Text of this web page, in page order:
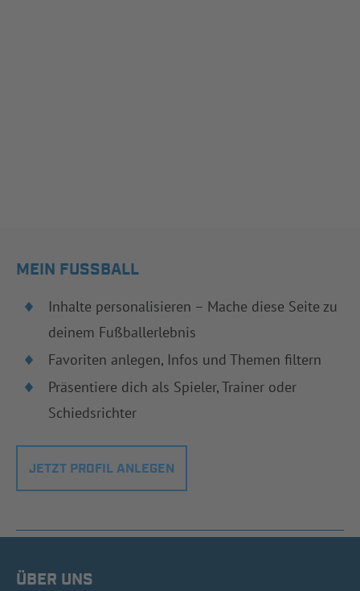
MEIN FUSSBALL
Inhalte personalisieren – Mache diese Seite zu
deinem Fußballerlebnis
Favoriten anlegen, Infos und Themen filtern
Präsentiere dich als Spieler, Trainer oder
Schiedsrichter
JETZT PROFIL ANLEGEN
ÜBER UNS